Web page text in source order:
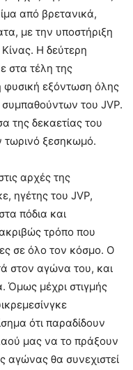
από βρετανικά,
με την υποστήριξη
Η δεύτερη
στα τέλη της
φυσική εξόντωση όλης
συμπαθούντων του JVP.
της δεκαετίας του
τωρινό ξεσηκωμό.
αρχές της
ηγέτης του JVP,
πόδια και
τρόπο που
σε όλο τον κόσμο. Ο
στον αγώνα του, και
Όμως μέχρι στιγμής
ότι παραδίδουν
μας να το πράξουν
αγώνας θα συνεχιστεί